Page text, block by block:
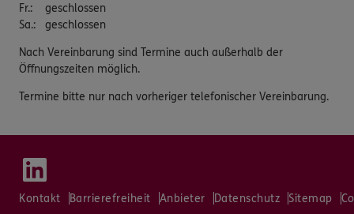
Fr.:
geschlossen
Sa.: geschlossen
Nach Vereinbarung sind Termine auch außerhalb der
Öffnungszeiten möglich.
Termine bitte nur nach vorheriger telefonischer Vereinbarung.
Kontakt Barrierefreiheit Anbieter Datenschutz Sitemap